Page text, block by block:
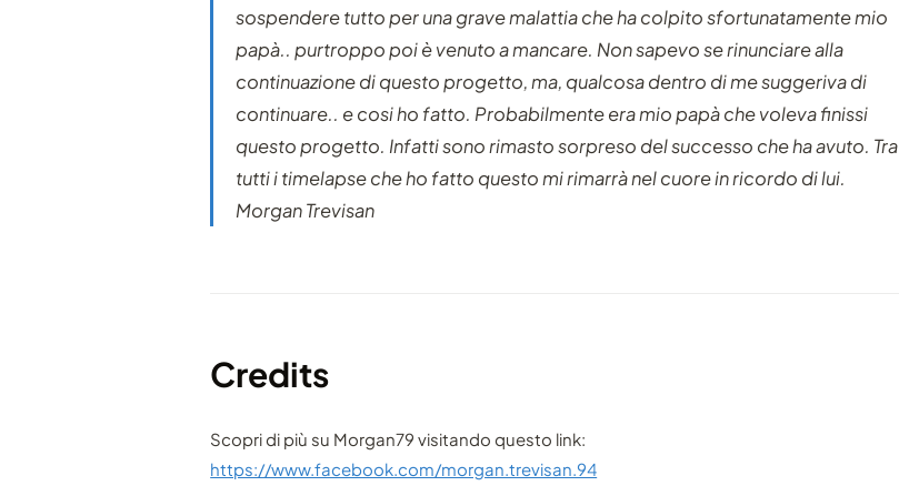
sospendere tutto per una grave malattia che ha colpito sfortunatamente mio
papà.. purtroppo poi è venuto a mancare. Non sapevo se rinunciare alla
continuazione di questo progetto, ma, qualcosa dentro di me suggeriva di
continuare.. e cosi ho fatto. Probabilmente era mio papà che voleva finissi
questo progetto. Infatti sono rimasto sorpreso del successo che ha avuto. Tra
tutti i timelapse che ho fatto questo mi rimarrà nel cuore in ricordo di lui.
Morgan Trevisan
Credits
Scopri di più su Morgan79 visitando questo link:
https://www.facebook.com/morgan.trevisan.94